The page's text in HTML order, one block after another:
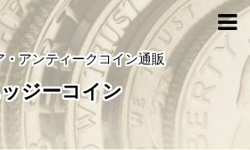
・アンティークコイン通販
ジーコイン